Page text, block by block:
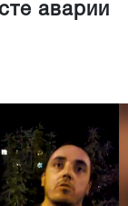
аварии